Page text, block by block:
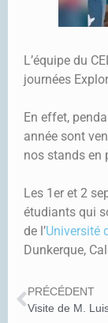
L’équipe du
journées
En effet,
année sont
nos stands en
Les 1er et 2
étudiants qui
de l’Université
Dunkerque,
PRÉCÉDENT
Visite de M.